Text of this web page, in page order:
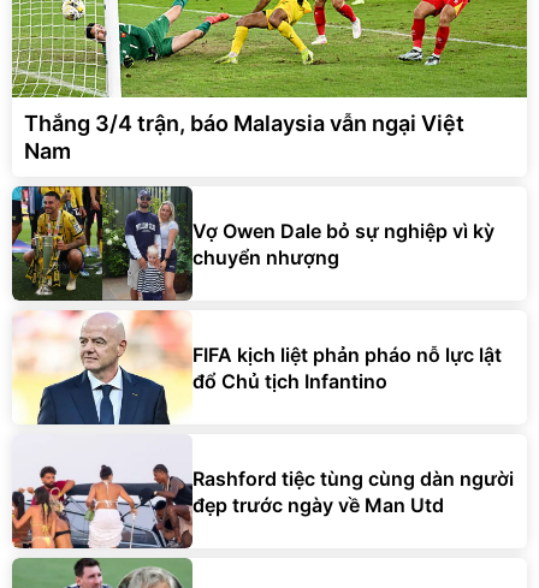
Thắng 3/4 trận, báo Malaysia vẫn ngại Việt
Nam
Vợ Owen Dale bỏ sự nghiệp vì kỳ
chuyển nhượng
FIFA kịch liệt phản pháo nỗ lực lật
đổ Chủ tịch Infantino
Rashford tiệc tùng cùng dàn người
đẹp trước ngày về Man Utd